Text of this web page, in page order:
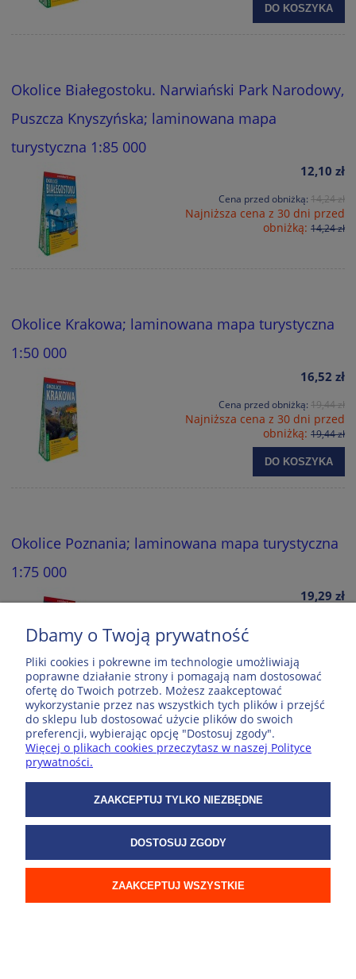
DO KOSZYKA
Okolice Białegostoku. Narwiański Park Narodowy,
Puszcza Knyszyńska; laminowana mapa
turystyczna 1:85 000
12,10 zł
Cena przed obniżką: 14,24 zł
Najniższa cena z 30 dni przed
obniżką: 14,24 zł
Okolice Krakowa; laminowana mapa turystyczna
1:50 000
16,52 zł
Cena przed obniżką: 19,44 zł
Najniższa cena z 30 dni przed
obniżką: 19,44 zł
DO KOSZYKA
Okolice Poznania; laminowana mapa turystyczna
1:75 000
19,29 zł
Najniższa cena z 30 dni przed
DO KOSZYKA
Okolice Szczecina; laminowana mapa turystyczna
19,29 zł
Cena przed obniżką:
Najniższa cena z 30 dni przed
obniżką:22,69 zł
DO KOSZYKA
Dbamy o Twoją prywatność
Pliki cookies i pokrewne im technologie umożliwiają
poprawne działanie strony i pomagają nam dostosować
ofertę do Twoich potrzeb. Możesz zaakceptować
wykorzystanie przez nas wszystkich tych plików i przejść
do sklepu lub dostosować użycie plików do swoich
preferencji, wybierając opcję "Dostosuj zgody".
Więcej o plikach cookies przeczytasz w naszej Polityce
prywatności.
ZAAKCEPTUJ TYLKO NIEZBĘDNE
DOSTOSUJ ZGODY
ZAAKCEPTUJ WSZYSTKIE